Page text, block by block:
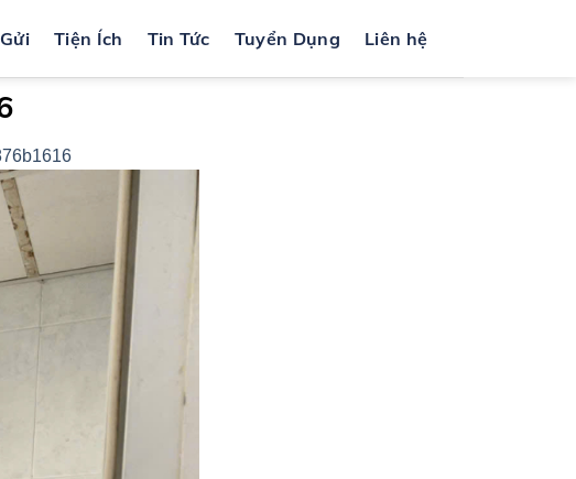
Tiện Ích Tin Tức Tuyển Dụng Liên hệ